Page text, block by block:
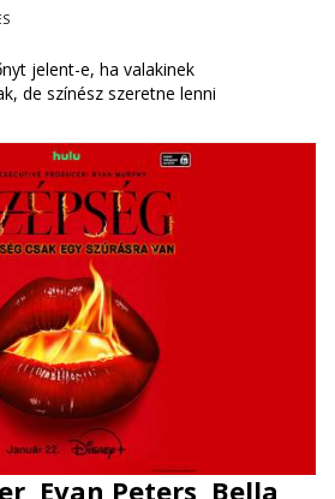
jelent-e, ha valakinek
de színész szeretne lenni
Evan Peters, Bella